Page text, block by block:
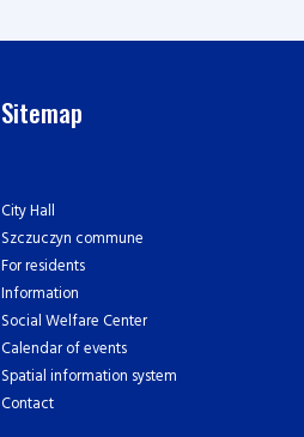
Sitemap
City Hall
Szczuczyn commune
For residents
Information
Social Welfare Center
Calendar of events
Spatial information system
Contact